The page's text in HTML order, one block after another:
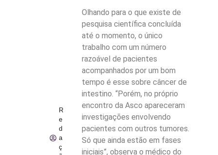
R
e
d
a
ç
Olhando para o que existe de
pesquisa científica concluída
até o momento, o único
trabalho com um número
razoável de pacientes
acompanhados por um bom
tempo é esse sobre câncer de
intestino. “Porém, no próprio
encontro da Asco apareceram
investigações envolvendo
pacientes com outros tumores.
Só que ainda estão em fases
iniciais”, observa o médico do